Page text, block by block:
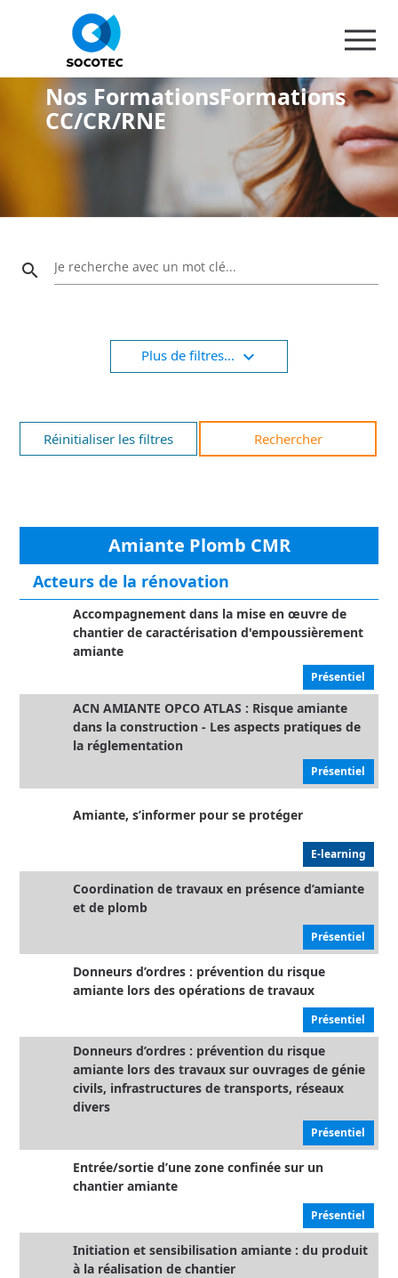
Nos FormationsFormations
CC/CR/RNE
search Je recherche avec un mot clé...
Plus de filtres... expand_more
Réinitialiser les filtres Rechercher
Amiante Plomb CMR
Acteurs de la rénovation
Accompagnement dans la mise en œuvre de
chantier de caractérisation d'empoussièrement
amiante
Présentiel
ACN AMIANTE OPCO ATLAS : Risque amiante
dans la construction - Les aspects pratiques de
la réglementation
Présentiel
Amiante, s’informer pour se protéger
E-learning
Coordination de travaux en présence d’amiante
et de plomb
Présentiel
Donneurs d’ordres : prévention du risque
amiante lors des opérations de travaux
Présentiel
Donneurs d’ordres : prévention du risque
amiante lors des travaux sur ouvrages de génie
civils, infrastructures de transports, réseaux
divers
Présentiel
Entrée/sortie d’une zone confinée sur un
chantier amiante
Présentiel
Initiation et sensibilisation amiante : du produit
à la réalisation de chantier